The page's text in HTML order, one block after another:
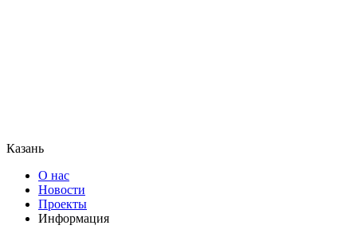
Казань
О нас
Новости
Проекты
Информация